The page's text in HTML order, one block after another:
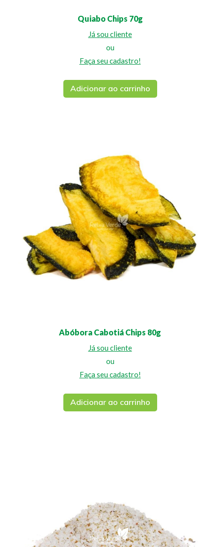
Quiabo Chips 70g
Já sou cliente
ou
Faça seu cadastro!
Adicionar ao carrinho
Abóbora Cabotiá Chips 80g
Já sou cliente
ou
Faça seu cadastro!
Adicionar ao carrinho